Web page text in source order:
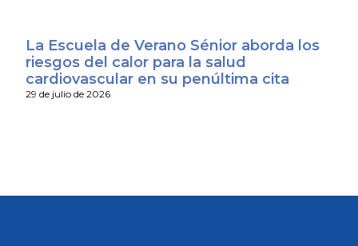
La Escuela de Verano Sénior aborda los
riesgos del calor para la salud
cardiovascular en su penúltima cita
29 de julio de 2026